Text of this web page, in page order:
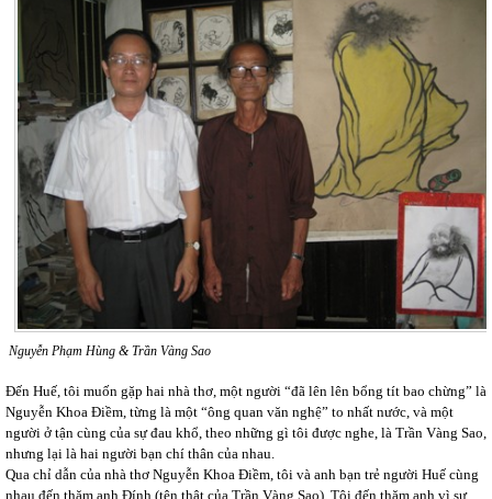
Nguyễn Phạm Hùng & Trần Vàng Sao
Đến Huế, tôi muốn gặp hai nhà thơ, một người “đã lên lên bổng tít bao chừng” là
Nguyễn Khoa Điềm, từng là một “ông quan văn nghệ” to nhất nước, và một
người ở tận cùng của sự đau khổ, theo những gì tôi được nghe, là Trần Vàng Sao,
nhưng lại là hai người bạn chí thân của nhau.
Qua chỉ dẫn của nhà thơ Nguyễn Khoa Điềm, tôi và anh bạn trẻ người Huế cùng
nhau đến thăm anh Đính (tên thật của Trần Vàng Sao). Tôi đến thăm anh vì sự